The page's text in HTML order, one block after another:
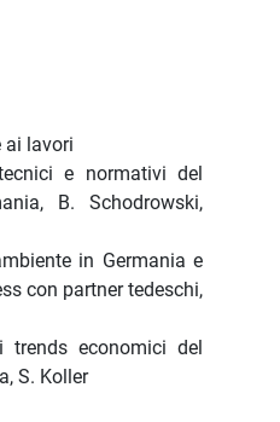
ai lavori
e normativi del
B. Schodrowski,
in Germania e
con partner tedeschi,
economici del
S. Koller